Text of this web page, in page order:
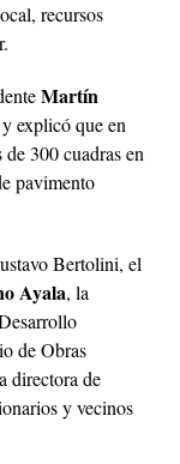
recursos
Martín
explicó que en
300 cuadras en
pavimento
Bertolini, el
Ayala, la
de Obras
directora de
y vecinos